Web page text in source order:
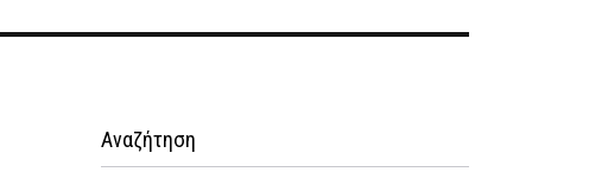
Αναζήτηση